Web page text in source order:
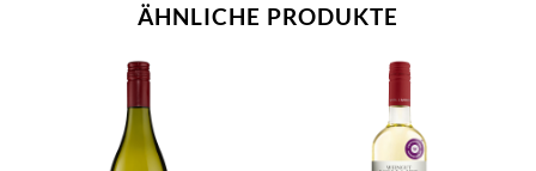
ÄHNLICHE PRODUKTE